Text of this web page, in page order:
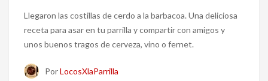
Llegaron las costillas de cerdo a la barbacoa. Una deliciosa
receta para asar en tu parrilla y compartir con amigos y
unos buenos tragos de cerveza, vino o fernet.
PorLocosXlaParrilla